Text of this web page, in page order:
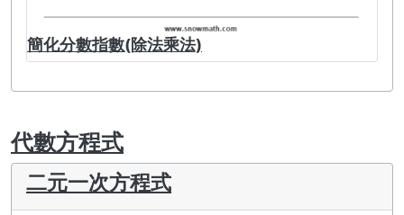
簡化分數指數(除法乘法)
代數方程式
二元一次方程式